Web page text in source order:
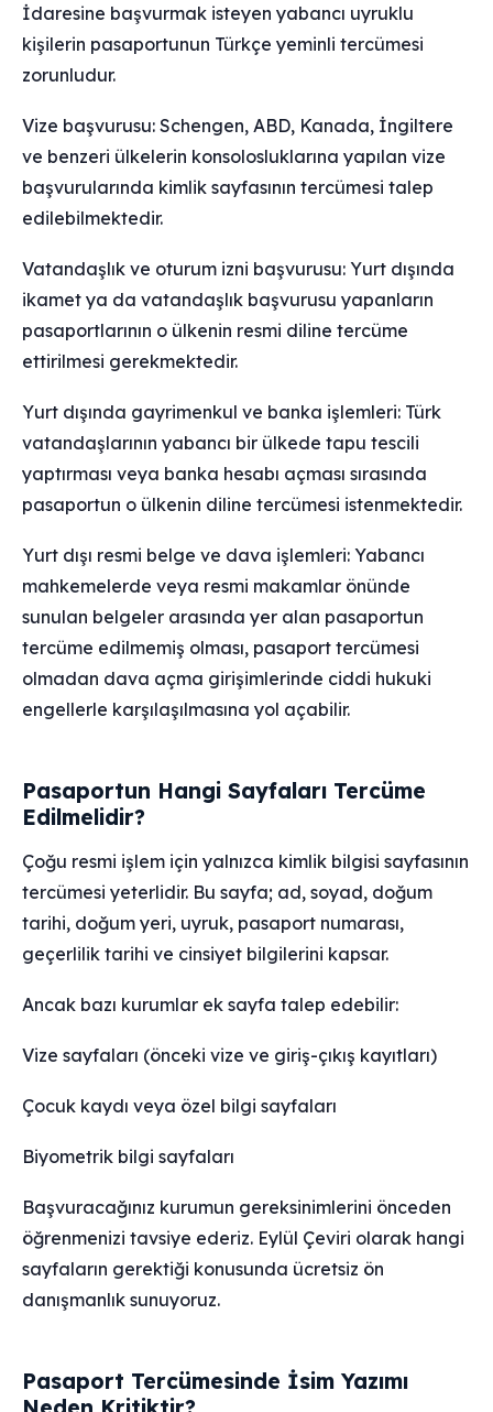
İdaresine başvurmak isteyen yabancı uyruklu
kişilerin pasaportunun Türkçe yeminli tercümesi
zorunludur.
Vize başvurusu: Schengen, ABD, Kanada, İngiltere
ve benzeri ülkelerin konsolosluklarına yapılan vize
başvurularında kimlik sayfasının tercümesi talep
edilebilmektedir.
Vatandaşlık ve oturum izni başvurusu: Yurt dışında
ikamet ya da vatandaşlık başvurusu yapanların
pasaportlarının o ülkenin resmi diline tercüme
ettirilmesi gerekmektedir.
Yurt dışında gayrimenkul ve banka işlemleri: Türk
vatandaşlarının yabancı bir ülkede tapu tescili
yaptırması veya banka hesabı açması sırasında
pasaportun o ülkenin diline tercümesi istenmektedir.
Yurt dışı resmi belge ve dava işlemleri: Yabancı
mahkemelerde veya resmi makamlar önünde
sunulan belgeler arasında yer alan pasaportun
tercüme edilmemiş olması, pasaport tercümesi
olmadan dava açma girişimlerinde ciddi hukuki
engellerle karşılaşılmasına yol açabilir.
Pasaportun Hangi Sayfaları Tercüme
Edilmelidir?
Çoğu resmi işlem için yalnızca kimlik bilgisi sayfasının
tercümesi yeterlidir. Bu sayfa; ad, soyad, doğum
tarihi, doğum yeri, uyruk, pasaport numarası,
geçerlilik tarihi ve cinsiyet bilgilerini kapsar.
Ancak bazı kurumlar ek sayfa talep edebilir:
Vize sayfaları (önceki vize ve giriş-çıkış kayıtları)
Çocuk kaydı veya özel bilgi sayfaları
Biyometrik bilgi sayfaları
Başvuracağınız kurumun gereksinimlerini önceden
öğrenmenizi tavsiye ederiz. Eylül Çeviri olarak hangi
sayfaların gerektiği konusunda ücretsiz ön
danışmanlık sunuyoruz.
Pasaport Tercümesinde İsim Yazımı